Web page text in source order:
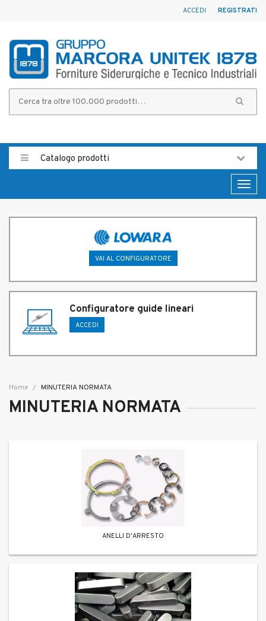
REGISTRATI
ACCEDI
Catalogo prodotti
VAI AL CONFIGURATORE
Configuratore guide lineari
ACCEDI
Home MINUTERIA NORMATA
MINUTERIA NORMATA
ANELLI D'ARRESTO